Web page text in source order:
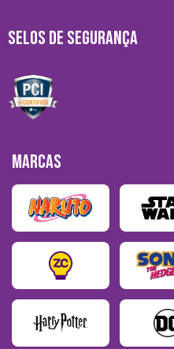
SELOS DE SEGURANÇA
MARCAS